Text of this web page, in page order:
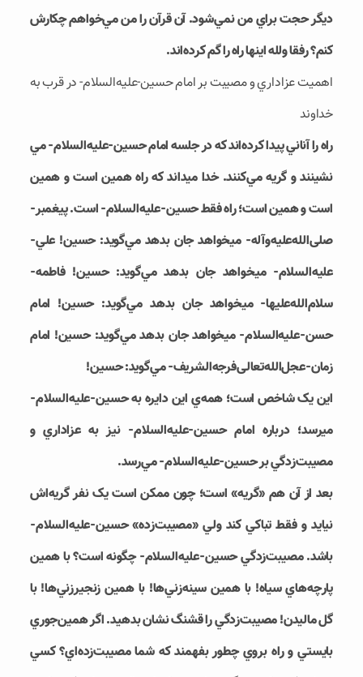
ديگر حجت براي من نمي­‌شود. آن قرآن را من مي­‌خواهم چکارش
کنم؟ رفقا ولله اينها راه را گم کرده­‌اند.
اهميت عزاداري و مصيبت بر امام حسين-علیه‌السلام- در قرب به
خداوند
راه را آناني پيدا کرده‌­اند که در جلسه امام حسين-علیه‌السلام- مي­‌
نشينند و گريه مي­‌کنند. خدا مي‎داند که راه همين است و همين
است و همين است؛ راه فقط حسين-علیه‌السلام- است. پيغمبر-
صلی‌الله‌علیه‌و‌آله- مي‎خواهد جان بدهد مي‌گويد: حسين! علي-
علیه‌السلام- مي‎خواهد جان بدهد مي‌گويد: حسين! فاطمه-
سلام‌الله‌علیها- مي‎خواهد جان بدهد مي­‌گويد: حسين! امام
حسن-علیه‌السلام- مي‎خواهد جان بدهد مي‌گويد: حسين! امام
زمان-عجل‌الله‌تعالی‌فرجه‌الشریف- مي­‌گويد: حسين!
اين يک شاخص است؛ همه‌­ي اين دايره به حسين-علیه‌السلام-
مي‎رسد؛ درباره امام حسين-علیه‌السلام- نيز به عزاداري و
مصيبت‌­زدگي بر حسين-علیه‌السلام- مي‌­رسد.
بعد از آن هم «گريه» است؛ چون ممکن است يک نفر گريه‌اش
نيايد و فقط تباکي کند ولي «مصيبت‌­زده» حسين-علیه‌السلام-
باشد. مصيبت‌­زدگي حسين-علیه‌السلام- چگونه است؟ با همين
پارچه‌­هاي سياه! با همين سينه‌­زني‌­ها! با همين زنجيرزني‌­ها! با
گل ماليدن! مصيبت‌­زد­گي را قشنگ نشان بدهيد. اگر همين‌جوري
بايستي و راه بروي چطور بفهمند که شما مصيبت­‌زده‌­اي؟ کسي